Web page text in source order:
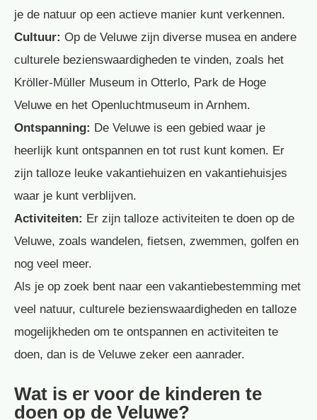
je de natuur op een actieve manier kunt verkennen.
Cultuur: Op de Veluwe zijn diverse musea en andere
culturele bezienswaardigheden te vinden, zoals het
Kröller-Müller Museum in Otterlo, Park de Hoge
Veluwe en het Openluchtmuseum in Arnhem.
Ontspanning: De Veluwe is een gebied waar je
heerlijk kunt ontspannen en tot rust kunt komen. Er
zijn talloze leuke vakantiehuizen en vakantiehuisjes
waar je kunt verblijven.
Activiteiten: Er zijn talloze activiteiten te doen op de
Veluwe, zoals wandelen, fietsen, zwemmen, golfen en
nog veel meer.
Als je op zoek bent naar een vakantiebestemming met
veel natuur, culturele bezienswaardigheden en talloze
mogelijkheden om te ontspannen en activiteiten te
doen, dan is de Veluwe zeker een aanrader.
Wat is er voor de kinderen te
doen op de Veluwe?